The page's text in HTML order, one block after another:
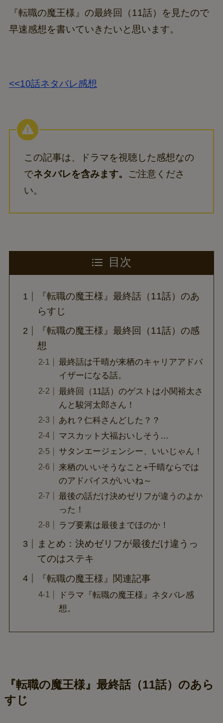
『転職の魔王様』の最終回（11話）を見たので
早速感想を書いていきたいと思います。
<<10話ネタバレ感想
この記事は、ドラマを視聴した感想なの
でネタバレを含みます。 ご注意くださ
い。
目次
『転職の魔王様』最終話（11話）のあ
らすじ
『転職の魔王様』最終回（11話）の感
想
最終話は千晴が来栖のキャリアアドバ
イザーになる話。
最終回（11話）のゲストは小関裕太さ
んと駿河太郎さん！
あれ？仁科さんどした？？
マスカット大福おいしそう…
サタンエージェンシー、いいじゃん！
来栖のいいそうなこと+千晴ならでは
のアドバイスがいいね～
最後の話だけ決めゼリフが違うのよか
った！
ラブ要素は最後までほのか！
まとめ：決めゼリフが最後だけ違うっ
てのはステキ
『転職の魔王様』関連記事
ドラマ『転職の魔王様』ネタバレ感
想。
『転職の魔王様』最終話（11話）のあら
すじ